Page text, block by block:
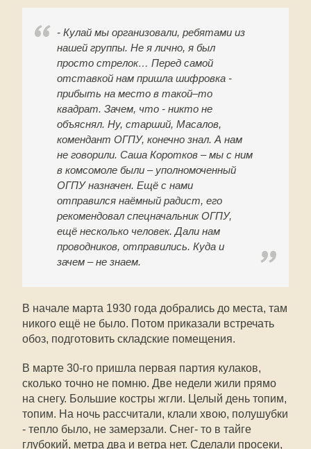
- Кулай мы организовали, ребятами из
нашей группы. Не я лично, я был
просто стрелок… Перед самой
отставкой нам пришла шифровка -
прибыть на место в такой–то
квадрат. Зачем, что - никто не
объяснял. Ну, старший, Масалов,
комендант ОГПУ, конечно знал. А нам
не говорили. Саша Коротков – мы с ним
в комсомоле были – уполномоченный
ОГПУ назначен. Ещё с нами
отправился наёмный радист, его
рекомендовал спецначальник ОГПУ,
ещё несколько человек. Дали нам
проводников, отправились. Куда и
зачем – не знаем.
В начале марта 1930 года добрались до места, там
никого ещё не было. Потом приказали встречать
обоз, подготовить складские помещения.
В марте 30-го пришла первая партия кулаков,
сколько точно не помню. Две недели жили прямо
на снегу. Большие костры жгли. Целый день топим,
топим. На ночь рассчитали, клали хвою, полушубки
- тепло было, не замерзали. Снег- то в тайге
глубокий, метра два и ветра нет. Сделали просеки,